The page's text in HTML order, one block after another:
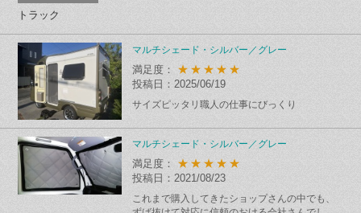
トラック
マルチシェード・シルバー／グレー
満足度： ★★★★★
投稿日：2025/06/19
サイズピッタリ職人の仕事にびっくり
マルチシェード・シルバー／グレー
満足度： ★★★★★
投稿日：2021/08/23
これまで購入してきたショップさんの中でも、